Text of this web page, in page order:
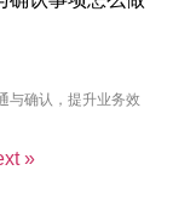
与确认，提升业务效
»